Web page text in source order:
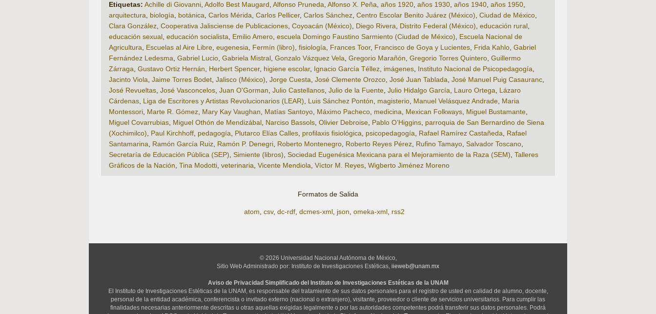
Etiquetas: Achille di Giovanni, Adolfo Best Maugard, Alfonso Pruneda, Alfonso X. Peña, años 1920, años 1930, años 1940, años 1950,
arquitectura, biología, botánica, Carlos Mérida, Carlos Pellicer, Carlos Sánchez, Centro Escolar Benito Juárez (México), Ciudad de México,
Clara González, Cooperativa Jalisciense de Publicaciones, Coyoacán (México), Diego Rivera, Distrito Federal (México), educación rural,
educación sexual, educación socialista, Emilio Amero, escuela Domingo Faustino Sarmiento (Ciudad de México), Escuela Nacional de
Agricultura, Escuelas al Aire Libre, eugenesia, Fermín (libro), fisiología, Frances Toor, Francisco de Goya y Lucientes, Frida Kahlo, Gabriel
Fernández Ledesma, Gabriel Lucio, Gabriela Mistral, Gonzalo Vázquez Vela, Gregorio Marañón, Gregorio Torres Quintero, Guillermo
Zárraga, Gustavo Ortiz Hernán, Herbert Spencer, higiene escolar, Ignacio García Téllez, imágenes, Instituto Nacional de Psicopedagogía,
Jacinto Viola, Jaime Torres Bodet, Jalisco (México), Jorge Cuesta, José Clemente Orozco, José Juan Tablada, José Manuel Puig Casauranc,
José Revueltas, José Vasconcelos, Juan O'Gorman, Julio Castellanos, Julio de la Fuente, Julio Hidalgo García, Lauro Ortega, Lázaro
Cárdenas, Liga de Escritores y Artistas Revolucionarios (LEAR), Luis Sánchez Pontón, magisterio, Manuel Velásquez Andrade, Maria
Montessori, Marte R. Gómez, Mary Kay Vaughan, Matías Santoyo, Máximo Pacheco, medicina, Mexican Folkways, Miguel Bustamante,
Miguel Covarrubias, Miguel Othón de Mendizábal, Narciso Bassols, Olivier Debroise, Pablo O’Higgins, parroquia de San Bernardino de Siena
(Xochimilco), Paul Kirchhoff, pedagogía, Plutarco Elías Calles, profilaxis fisiológica, psicopedagogía, Rafael Ramírez Castañeda, Rafael
Santamarina, Ramón García Ruiz, Ramón P. Denegri, Roberto Montenegro, Roberto Reyes Pérez, Rufino Tamayo, Salvador Toscano,
Secretaría de Educación Pública (SEP), Simiente (libros), Sociedad Eugenésica Mexicana para el Mejoramiento de la Raza (SEM), Talleres
Gráficos de la Nación, Tina Modotti, veterinaria, Vicente Mendiola, Víctor M. Reyes, Wigberto Jiménez Moreno
Formatos de Salida
atom csv, dc-rdf, dcmes-xml, json omeka-xml, rss2
© 2026 Universidad Nacional Autónoma de México,
Sitio Web Administrado por: Instituto de Investigaciones Estéticas, iieweb@unam.mx
Aviso de Privacidad Simplificado del Instituto de Investigaciones Estéticas de la UNAM
El Instituto de Investigaciones Estéticas de la UNAM, es responsable del tratamiento de sus datos personales para el registro de usted en calidad de alumno, docente,
personal de la entidad académica, conferencista o invitado externo (nacional o extranjero), visitante, proveedor o cliente de servicios universitarios. Para cumplir las
finalidades necesarias anteriormente descritas u otras aquellas exigidas legalmente o por las autoridades competentes podrá transferir sus datos personales. Podrá